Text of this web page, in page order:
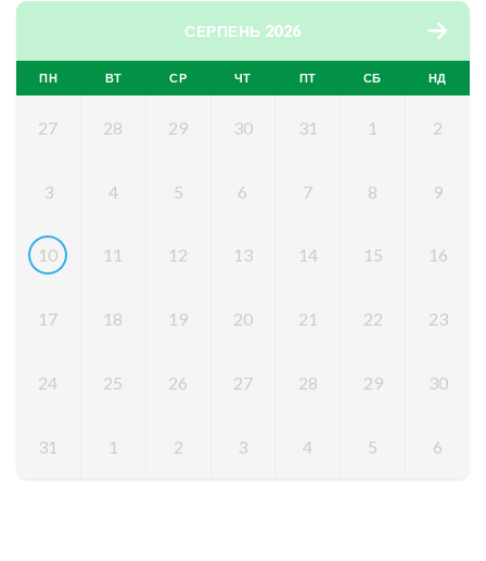
СЕРПЕНЬ 2026
ПН ВТ СР ЧТ ПТ СБ НД
27 28 29 30 31 1 2
3 4 5 6 7 8 9
10 11 12 13 14 15 16
17 18 19 20 21 22 23
24 25 26 27 28 29 30
31 1 2 3 4 5 6